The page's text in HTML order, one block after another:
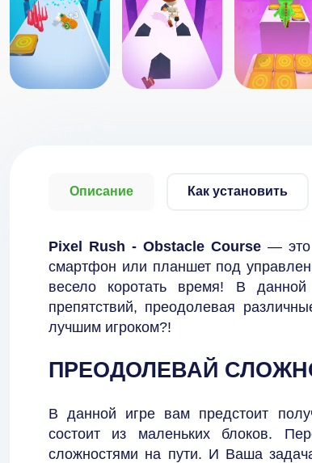
Описание Как установить
Pixel Rush - Obstacle Course — это
смартфон или планшет под
весело коротать время! В
препятствий, преодолевая
лучшим игроком?!
ПРЕОДОЛЕВАЙ
В данной игре вам предстоит
состоит из маленьких блоков.
сложностями на пути. И Ваша